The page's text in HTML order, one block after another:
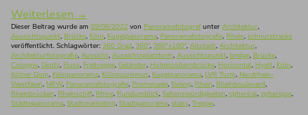
Weiterlesen →
Dieser Beitrag wurde am 09/06/2022 von Panoramafotografunter Architektur,
Aussichtspunkt, Brücke, Köln, Kugelpanorama, Panoramafotografie, Rhein, schnurstracks
veröffentlicht. Schlagwörter: 360 Grad, 360°, 360°x180°, Altstadt, Architektur,
Architekturfotografie, Aussicht, Aussichtsplattform, Aussichtspunkt, bridge, Brücke,
Cologne, Deutz, Fluss, Freitreppe, Geländer, Hohenzollernbrücke, Horizontal, Hyatt, Köln,
Kölner Dom, Kölnpanorama, Kölntourismus, Kugelpanorama, LVR Turm, Nordrhein-
Westfalen, NRW, Panoramafotografie, Promenade, Reling, Rhein, Rheinboulevard,
Rheinbrücken, Rheinschiff, Rhine, Rundumblick, Sehenswürdigkeiten, spherical, spherique,
Städtepanorama, Stadtmarketing, Stadtpanorama, stairs, Treppe.